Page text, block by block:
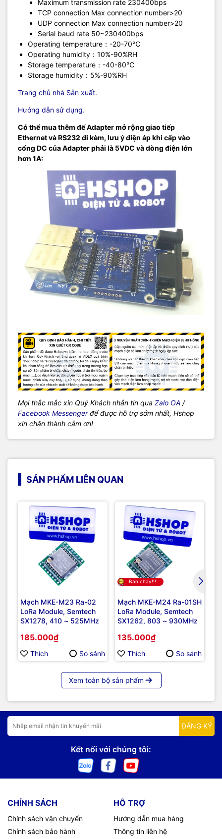
Maximum transmission rate 230400bps
TCP connection Max connection number>20
UDP connection Max connection number>20
Serial baud rate 50~230400bps
Operating temperature：-20-70℃
Operating humidity：10%-90%RH
Storage temperature：-40-80℃
Storage humidity：5%-90%RH
Trang chủ nhà Sản xuất.
Hướng dẫn sử dụng.
Có thể mua thêm đế Adapter mở rộng giao tiếp
Ethernet và RS232 đi kèm, lưu ý điện áp khi cấp vào
cổng DC của Adapter phải là 5VDC và dòng điện lớn
hơn 1A:
Mọi thắc mắc xin Quý Khách nhắn tin qua Zalo OA /
Facebook Messengerđể được hỗ trợ sớm nhất, Hshop
xin chân thành cảm ơn!
SẢN PHẨM LIÊN QUAN
Mạch MKE-M23 Ra-02
LoRa Module, Semtech
SX1278, 410 ~ 525MHz
185.000₫
Thích So sánh
Bán chạy!!!
Mạch MKE-M24 Ra-01SH
LoRa Module, Semtech
SX1262, 803 ~ 930MHz
135.000₫
Thích So sánh
Xem toàn bộ sản phẩm
ĐĂNG KÝ
Kết nối với chúng tôi:
CHÍNH SÁCH
Chính sách vận chuyển
Chính sách bảo hành
HỖ TRỢ
Hướng dẫn mua hàng
Thông tin liên hệ